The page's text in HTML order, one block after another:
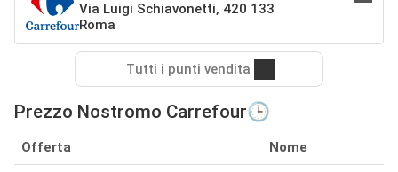
Via Luigi Schiavonetti, 420 133
Roma
Tutti i punti vendita
Prezzo Nostromo Carrefour🕒
Offerta Nome